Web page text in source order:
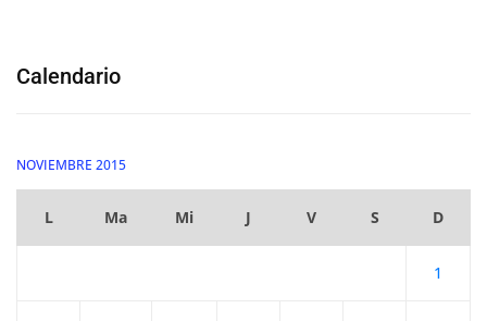
Calendario
NOVIEMBRE 2015
L Ma Mi J V S D
1